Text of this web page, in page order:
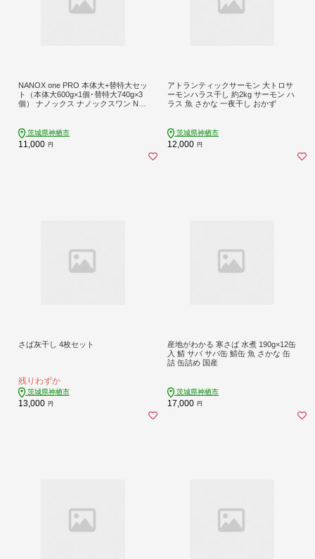
NANOX one PRO 本体大+替特大セッ
ト（本体大600g×1個･替特大740g×3
個） ナノックス ナノックスワン NA
茨城県神栖市
11,000 円
アトランティックサーモン 大トロサ
ーモンハラス干し 約2kg サーモン ハ
ラス 魚 さかな 一夜干し おかず
茨城県神栖市
12,000 円
さば灰干し 4枚セット
残りわずか
茨城県神栖市
13,000 円
産地がわかる 寒さば 水煮 190g×12缶
入 鯖 サバ サバ缶 鯖缶 魚 さかな 缶
詰 缶詰め 国産
茨城県神栖市
17,000 円